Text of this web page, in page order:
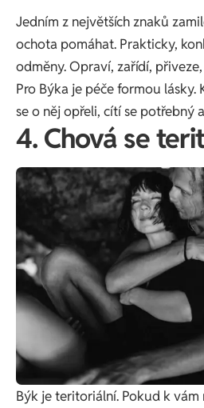
Jedním z největších znaků
ochota pomáhat. Prakticky,
odměny. Opraví, zařídí,
Pro Býka je péče formou lásky.
se o něj opřeli, cítí se potřebný
4. Chová se
Býk je teritoriální. Pokud k